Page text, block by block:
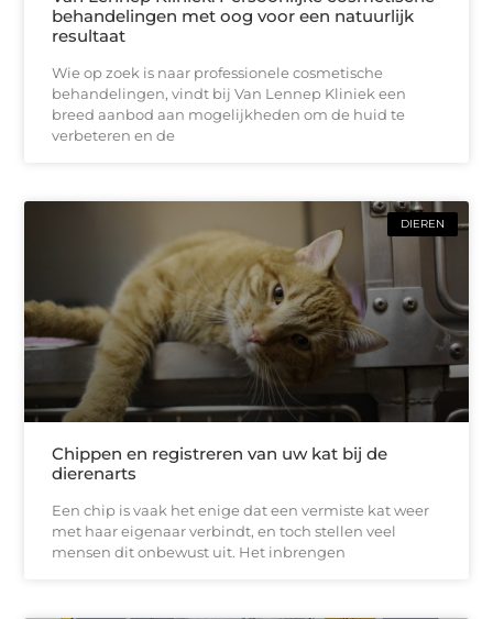
behandelingen met oog voor een natuurlijk
resultaat
Wie op zoek is naar professionele cosmetische
behandelingen, vindt bij Van Lennep Kliniek een
breed aanbod aan mogelijkheden om de huid te
verbeteren en de
DIEREN
Chippen en registreren van uw kat bij de
dierenarts
Een chip is vaak het enige dat een vermiste kat weer
met haar eigenaar verbindt, en toch stellen veel
mensen dit onbewust uit. Het inbrengen